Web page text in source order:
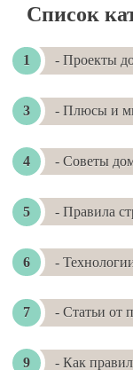
Список
- Проекты
- Плюсы и
- Советы
- Правила
-
- Статьи от
- Как